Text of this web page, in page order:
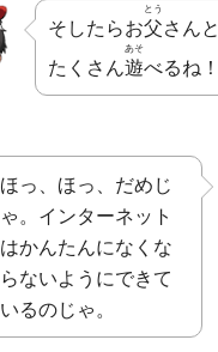
そしたらお父
とう
さんと
たくさん遊
あそ
べるね！
ほっ、ほっ、だめじ
ゃ。インターネット
はかんたんになくな
らないようにできて
いるのじゃ。